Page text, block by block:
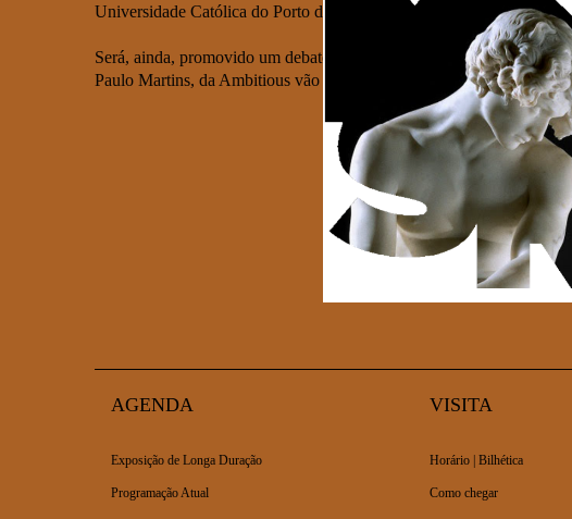
Universidade Católica do Porto detalhará “Novos e Velhos Mercados:
Será, ainda, promovido um debate através da visão de quatro
Paulo Martins, da Ambitious vão descortinar quais os negócios do
AGENDA
Exposição de Longa Duração
Programação Atual
VISITA
Horário | Bilhética
Como chegar